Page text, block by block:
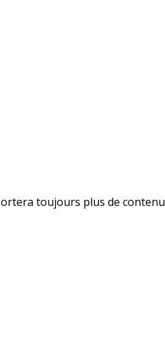
toujours plus de contenu